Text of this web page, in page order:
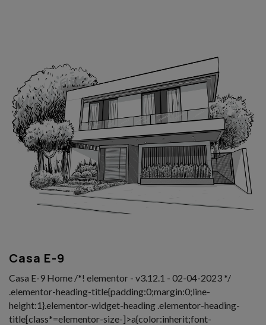
Casa E-9
Casa E-9 Home /*! elementor - v3.12.1 - 02-04-2023 */
.elementor-heading-title{padding:0;margin:0;line-
height:1}.elementor-widget-heading .elementor-heading-
title[class*=elementor-size-]>a{color:inherit;font-